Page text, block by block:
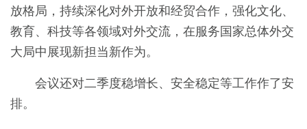
放格局，持续深化对外开放和经贸合作，强化文化、
教育、科技等各领域对外交流，在服务国家总体外交
大局中展现新担当新作为。
会议还对二季度稳增长、安全稳定等工作作了安
排。